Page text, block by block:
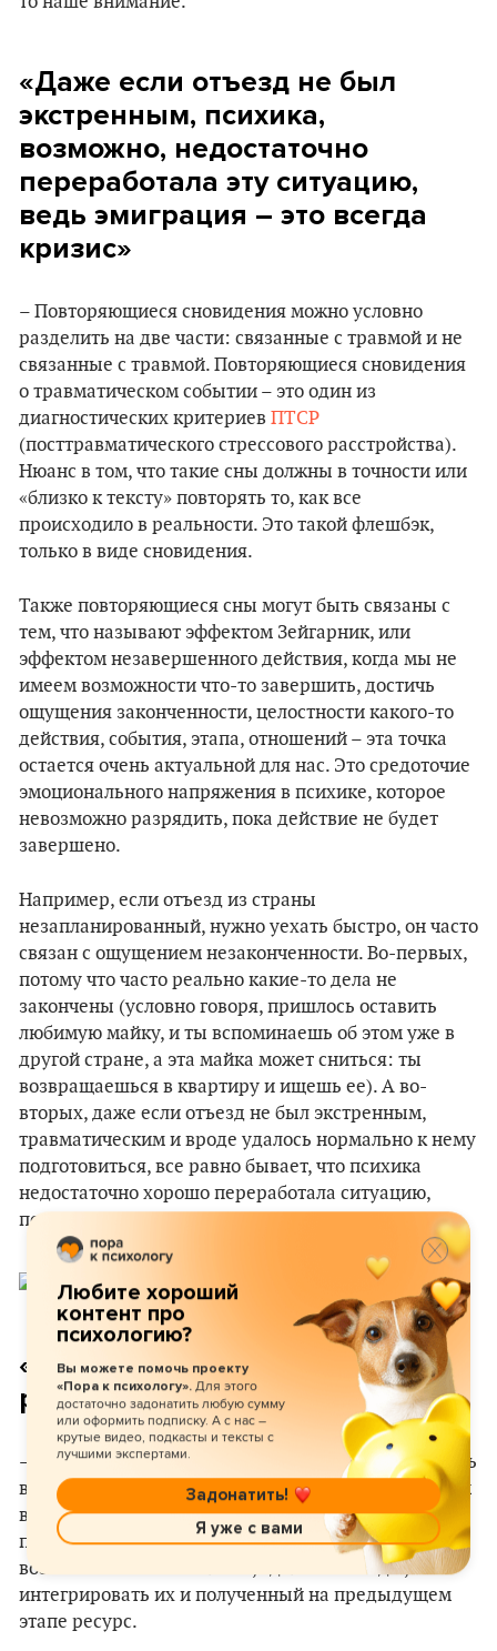
«Даже если отъезд не был
экстренным, психика,
возможно, недостаточно
переработала эту ситуацию,
ведь эмиграция – это всегда
кризис»
– Повторяющиеся сновидения можно условно
разделить на две части: связанные с травмой и не
связанные с травмой. Повторяющиеся сновидения
о травматическом событии – это один из
диагностических критериев ПТСР
(посттравматического стрессового расстройства).
Нюанс в том, что такие сны должны в точности или
«близко к тексту» повторять то, как все
происходило в реальности. Это такой флешбэк,
только в виде сновидения.
Также повторяющиеся сны могут быть связаны с
тем, что называют эффектом Зейгарник, или
эффектом незавершенного действия, когда мы не
имеем возможности что-то завершить, достичь
ощущения законченности, целостности какого-то
действия, события, этапа, отношений – эта точка
остается очень актуальной для нас. Это средоточие
эмоционального напряжения в психике, которое
невозможно разрядить, пока действие не будет
завершено.
Например, если отъезд из страны
незапланированный, нужно уехать быстро, он часто
связан с ощущением незаконченности. Во-первых,
потому что часто реально какие-то дела не
закончены (условно говоря, пришлось оставить
любимую майку, и ты вспоминаешь об этом уже в
другой стране, а эта майка может сниться: ты
возвращаешься в квартиру и ищешь ее). А во-
вторых, даже если отъезд не был экстренным,
травматическим и вроде удалось нормально к нему
подготовиться, все равно бывает, что психика
недостаточно хорошо переработала ситуацию,
потому что переезд, эмиграция – это часто кризис.
«Сновидения всегда связаны с
реальностью»
– Кризис должен определенным образом протекать
в психическом. Большой кусок психической работы
в том, чтобы как-то уложить внутри себя
предыдущий этап, допрожить те эмоции, которые
возникают на этом изломе, сделать выводы,
интегрировать их и полученный на предыдущем
этапе ресурс.
Любите хороший
контент про
психологию?
Вы можете помочь проекту
«Пора к психологу». Для этого
достаточно задонатить любую сумму
или оформить подписку. А с нас –
крутые видео, подкасты и тексты с
лучшими экспертами.
Задонатить!
Я уже с вами